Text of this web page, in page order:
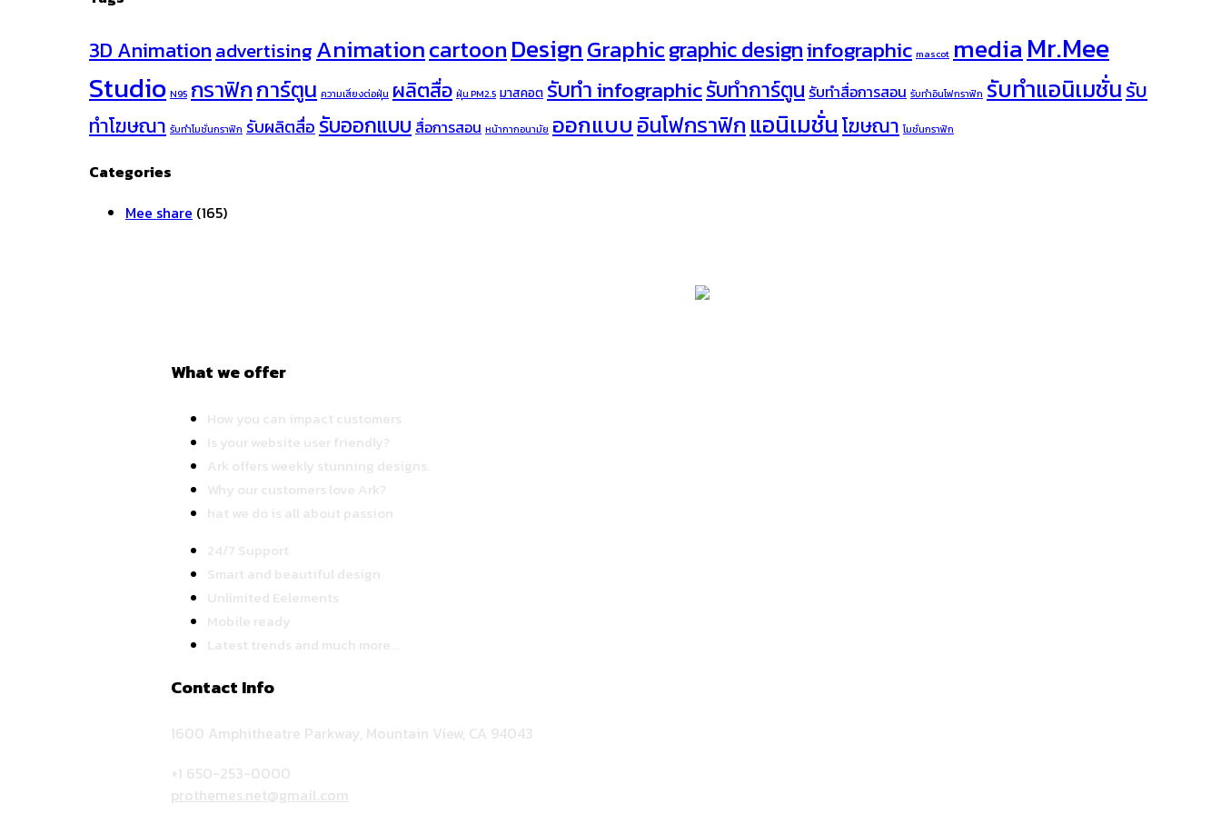
3D AnimationadvertisingAnimationcartoonDesignGraphicgraphic designinfographic mascot mediaMr.Mee
Studio N95 กราฟิกการ์ตูน ความเสี่ยงต่อฝุ่น ผลิตสื่อ ฝุ่น PM2.5 มาสคอต รับทำ infographicรับทำการ์ตูน รับทำสื่อการสอน รับทำอินโฟกราฟิก รับทำแอนิเมชั่นรับ
ทำโฆษณา รับทำโมชั่นกราฟิก รับผลิตสื่อ รับออกแบบ สื่อการสอน หน้ากากอนามัย ออกแบบ อินโฟกราฟิก แอนิเมชั่นโฆษณา โมชั่นกราฟิก
Categories
Mee share (165)
What we offer
How you can impact customers
Is your website user friendly?
Ark offers weekly stunning designs.
Why our customers love Ark?
hat we do is all about passion
24/7 Support
Smart and beautiful design
Unlimited Eelements
Mobile ready
Latest trends and much more...
Contact Info
1600 Amphitheatre Parkway, Mountain View, CA 94043
+1 650-253-0000
prothemes.net@gmail.com